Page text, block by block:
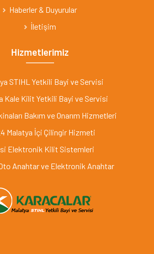
Haberler & Duyurular
İletişim
Hizmetlerimiz
STIHL Yetkili Bayi ve Servisi
Kale Kilit Yetkili Bayi ve Servisi
Bakım ve Onarım Hizmetleri
Malatya İçi Çilingir Hizmeti
Elektronik Kilit Sistemleri
Anahtar ve Elektronik Anahtar